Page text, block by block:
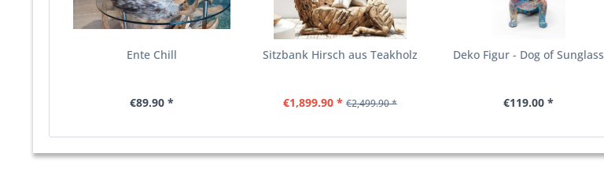
Ente Chill
€89.90 *
Sitzbank Hirsch aus Teakholz
€1,899.90 * €2,499.90 *
Deko Figur - Dog of Sunglass
€119.00 *